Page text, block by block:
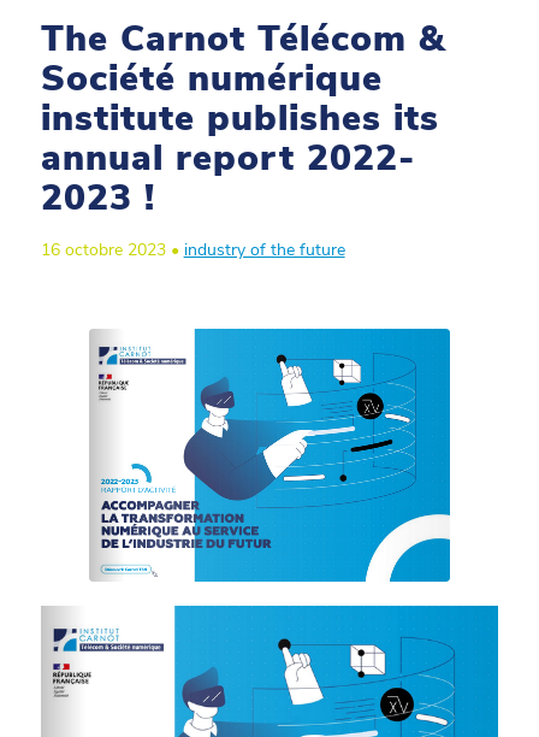
The Carnot Télécom &
Société numérique
institute publishes its
annual report 2022-
2023 !
16 octobre 2023 • industry of the future